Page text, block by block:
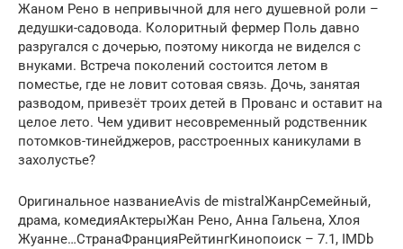
Жаном Рено в непривычной для него душевной роли –
дедушки-садовода. Колоритный фермер Поль давно
разругался с дочерью, поэтому никогда не виделся с
внуками. Встреча поколений состоится летом в
поместье, где не ловит сотовая связь. Дочь, занятая
разводом, привезёт троих детей в Прованс и оставит на
целое лето. Чем удивит несовременный родственник
потомков-тинейджеров, расстроенных каникулами в
захолустье?
Оригинальное названиеAvis de mistralЖанрСемейный,
драма, комедияАктерыЖан Рено, Анна Гальена, Хлоя
Жуанне…СтранаФранцияРейтингКинопоиск – 7.1, IMDb